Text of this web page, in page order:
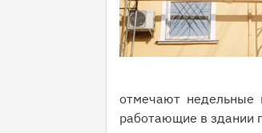
отмечают недельные
работающие в здании